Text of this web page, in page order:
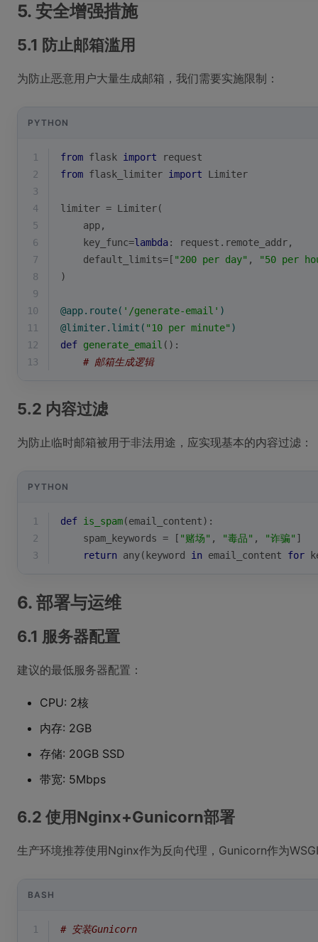
5. 安全增强措施
5.1 防止邮箱滥用
为防止恶意用户大量生成邮箱，我们需要实施限制：
PYTHON
1 from flask import request
2
from flask_limiter import Limiter
3
4
limiter = Limiter(
5
    app,
6
    key_func=
lambda: request.remote_addr,
7
    default_limits=[
"200 per day" ,
"50 per
8
)
9
10
@app.route( '/generate-email' )
11
@limiter.limit( "10 per minute" )
12
def generate_email ():
13
# 邮箱生成逻辑
5.2 内容过滤
为防止临时邮箱被用于非法用途，应实现基本的内容过滤：
PYTHON
1 def is_spam(email_content):
2
    spam_keywords = [
"赌场" , "毒品" , "诈骗" ]
3
return any(keyword in email_content for
6. 部署与运维
6.1 服务器配置
建议的最低服务器配置：
CPU: 2核
内存: 2GB
存储: 20GB SSD
带宽: 5Mbps
6.2 使用Nginx+Gunicorn部署
生产环境推荐使用Nginx作为反向代理，Gunicorn作为
BASH
1
# 安装Gunicorn